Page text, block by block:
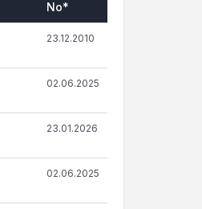
No*
23.12.2010
02.06.2025
23.01.2026
02.06.2025